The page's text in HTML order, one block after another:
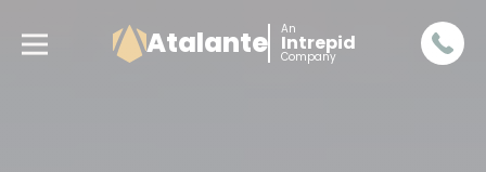
Atalante An
Intrepid
Company